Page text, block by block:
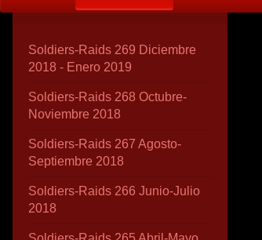
Soldiers-Raids 269 Diciembre
2018 - Enero 2019
Soldiers-Raids 268 Octubre-
Noviembre 2018
Soldiers-Raids 267 Agosto-
Septiembre 2018
Soldiers-Raids 266 Junio-Julio
2018